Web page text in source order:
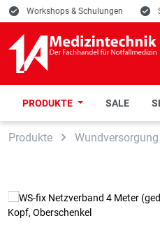
Zur Suche springen
Zur Hauptnavigation springen
E Workshops & Schulungen E
PRODUKTE SALE
Produkte